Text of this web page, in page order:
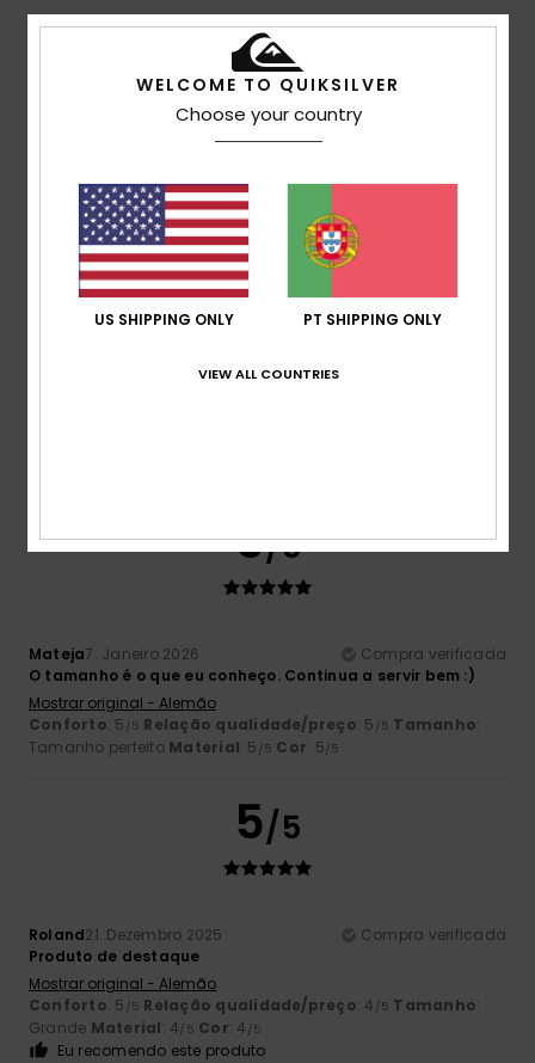
Belinda25. Janeiro 2026
Compra verificada
Uma blusa fantástica para usar com calças de ganga ou
calças, para um look descontraído. Lava-se bem e
Mostrar original - Inglês
5
A camisola é tão gira como eu esperava. Está tudo ótimo!
5/5
Mateja7. Janeiro 2026
Compra verificada
O tamanho é o que eu conheço. Continua a servir bem :)
Mostrar original - Alemão
Conforto: 5 /5 Relação qualidade/preço: 5 /5 Tamanho:
Tamanho perfeito Material: 5 /5 Cor: 5/5
5/5
Roland21. Dezembro 2025
Compra verificada
Produto de destaque
Mostrar original - Alemão
Conforto: 5 /5 Relação qualidade/preço: 4 /5 Tamanho:
Grande Material: 4/5 Cor: 4 /5
Eu recomendo este produto
WELCOME TO QUIKSILVER
Choose your country
US SHIPPING ONLY PT SHIPPING ONLY
VIEW ALL COUNTRIES